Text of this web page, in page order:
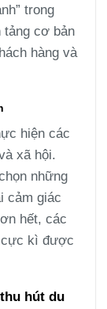
trong
tảng cơ bản
hàng và
hiện các
xã hội.
những
cảm giác
hết, các
cực kì được
hút du